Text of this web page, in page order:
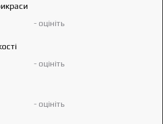
- оцініть
- оцініть
- оцініть